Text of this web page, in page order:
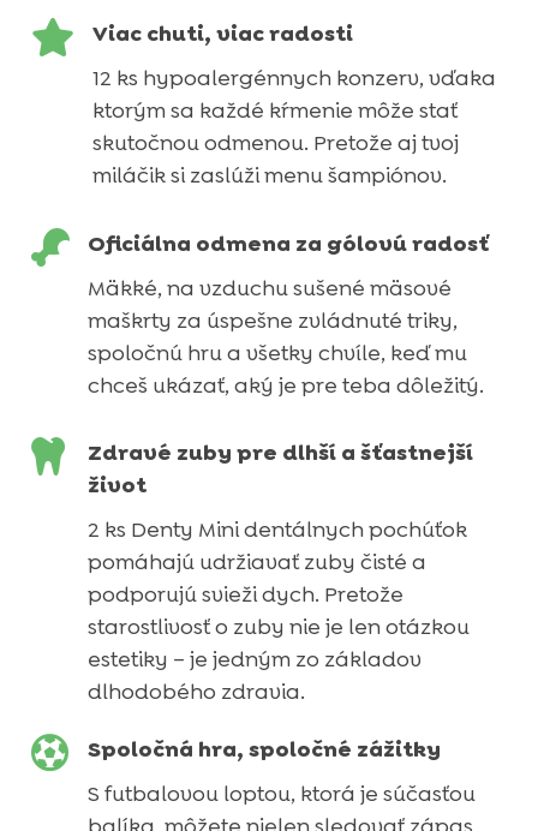
Suché krmivá

Viac chuti, viac radosti
12 ks hypoalergénnych konzerv, vďaka
ktorým sa každé kŕmenie môže stať
skutočnou odmenou. Pretože aj tvoj
miláčik si zaslúži menu šampiónov.

Oficiálna odmena za gólovú radosť
Mäkké, na vzduchu sušené mäsové
maškrty za úspešne zvládnuté triky,
spoločnú hru a všetky chvíle, keď mu
chceš ukázať, aký je pre teba dôležitý.

Zdravé zuby pre dlhší a šťastnejší
život
2 ks Denty Mini dentálnych pochúťok
pomáhajú udržiavať zuby čisté a
podporujú svieži dych. Pretože
starostlivosť o zuby nie je len otázkou
estetiky – je jedným zo základov
dlhodobého zdravia.

Spoločná hra, spoločné zážitky
S futbalovou loptou, ktorá je súčasťou